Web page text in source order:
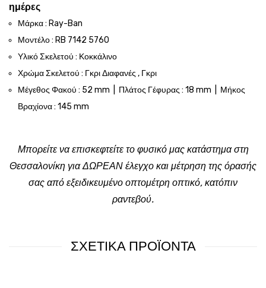
ημέρες
Μάρκα : Ray-Ban
Μοντέλο : RB 7142 5760
Υλικό Σκελετού : Κοκκάλινο
Χρώμα Σκελετού : Γκρι Διαφανές , Γκρι
Μέγεθος Φακού : 52 mm | Πλάτος Γέφυρας : 18 mm | Μήκος
Βραχίονα : 145 mm
Μπορείτε να επισκεφτείτε το φυσικό μας κατάστημα στη
Θεσσαλονίκη για ΔΩΡΕΑΝ έλεγχο και μέτρηση της όρασής
σας από εξειδικευμένο οπτομέτρη οπτικό, κατόπιν
ραντεβού.
ΣΧΕΤΙΚΑ ΠΡΟΪΟΝΤΑ